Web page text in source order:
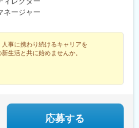
ネージャー
事に携わり続けるキャリアを
生活と共に始めませんか。
応募する